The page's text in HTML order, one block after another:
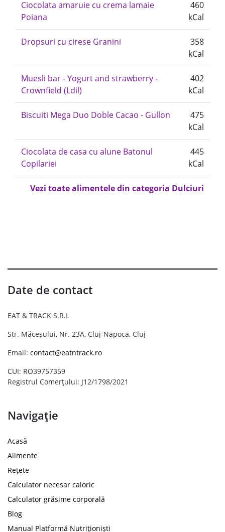
Ciocolata amaruie cu crema lamaie
Poiana
460
kCal
Dropsuri cu cirese Granini
358
kCal
Muesli bar - Yogurt and strawberry -
Crownfield (Ldil)
402
kCal
Biscuiti Mega Duo Doble Cacao - Gullon
475
kCal
Ciocolata de casa cu alune Batonul
Copilariei
445
kCal
Vezi toate alimentele din categoria Dulciuri
Date de contact
EAT & TRACK S.R.L
Str. Măceșului, Nr. 23A, Cluj-Napoca, Cluj
Email: contact@eatntrack.ro
CUI: RO39757359
Registrul Comerțului: J12/1798/2021
Navigație
Acasă
Alimente
Rețete
Calculator necesar caloric
Calculator grăsime corporală
Blog
Manual Platformă Nutriționiști